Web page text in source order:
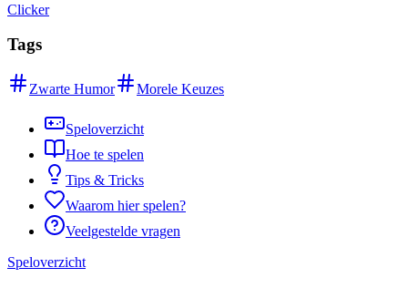
Clicker
Tags
Zwarte Humor Morele Keuzes
Speloverzicht
Hoe te spelen
Tips & Tricks
Waarom hier spelen?
Veelgestelde vragen
Speloverzicht